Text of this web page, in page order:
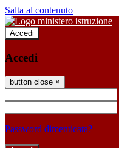
Salta al contenuto
Accedi
Accedi
button close ×
Password dimenticata?